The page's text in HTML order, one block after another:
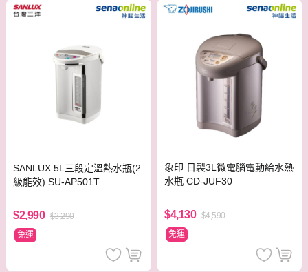
SANLUX 5L三段定溫熱水瓶(2
級能效) SU-AP501T
$2,990 $3,290
免運
象印 日製3L微電腦電動給水熱
水瓶 CD-JUF30
$4,130 $4,590
免運